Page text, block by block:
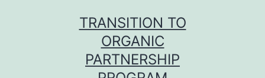
TRANSITION TO
ORGANIC
PARTNERSHIP